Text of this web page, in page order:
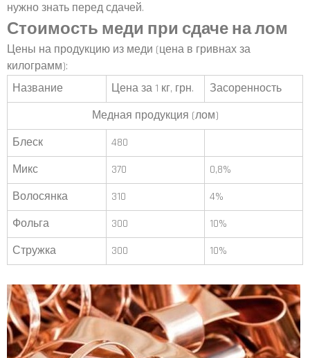
нужно знать перед сдачей.
Стоимость меди при сдаче на лом
Цены на продукцию из меди (цена в гривнах за
килограмм):
Название
Цена за 1 кг, грн.
Засоренность
Медная продукция (лом)
Блеск
480
Микс
370
0,8%
Волосянка
310
4%
Фольга
300
10%
Стружка
300 10%